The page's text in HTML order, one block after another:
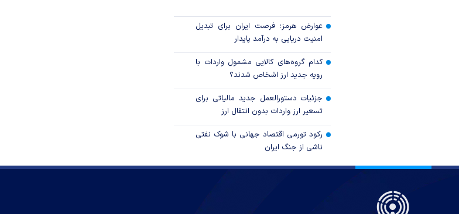
عوارض هرمز؛ فرصت ایران برای تبدیل
امنیت دریایی به درآمد پایدار
کدام گروه‌های کالایی مشمول واردات با
رویه جدید ارز اشخاص شدند؟
جزئیات دستورالعمل جدید مالیاتی برای
تسعیر ارز واردات بدون انتقال ارز
رکود تورمی اقتصاد جهانی با شوک نفتی
ناشی از جنگ ایران